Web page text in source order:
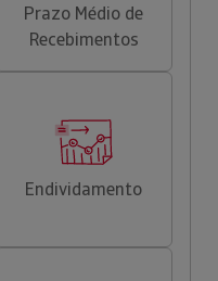
Prazo Médio de
Recebimentos
Endividamento